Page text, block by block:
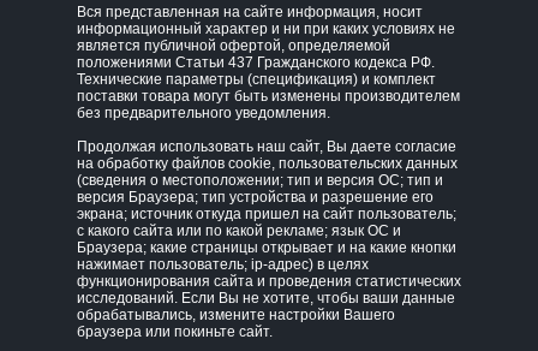
Вся представленная на сайте информация, носит
информационный характер и ни при каких условиях не
является публичной офертой, определяемой
положениями Статьи 437 Гражданского кодекса РФ.
Технические параметры (спецификация) и комплект
поставки товара могут быть изменены производителем
без предварительного уведомления.
Продолжая использовать наш сайт, Вы даете согласие
на обработку файлов cookie, пользовательских данных
(сведения о местоположении; тип и версия ОС; тип и
версия Браузера; тип устройства и разрешение его
экрана; источник откуда пришел на сайт пользователь;
с какого сайта или по какой рекламе; язык ОС и
Браузера; какие страницы открывает и на какие кнопки
нажимает пользователь; ip-адрес) в целях
функционирования сайта и проведения статистических
исследований. Если Вы не хотите, чтобы ваши данные
обрабатывались, измените настройки Вашего
браузера или покиньте сайт.